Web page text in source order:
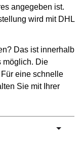
angegeben ist.
wird mit DHL
Das ist innerhalb
möglich. Die
eine schnelle
Sie mit Ihrer